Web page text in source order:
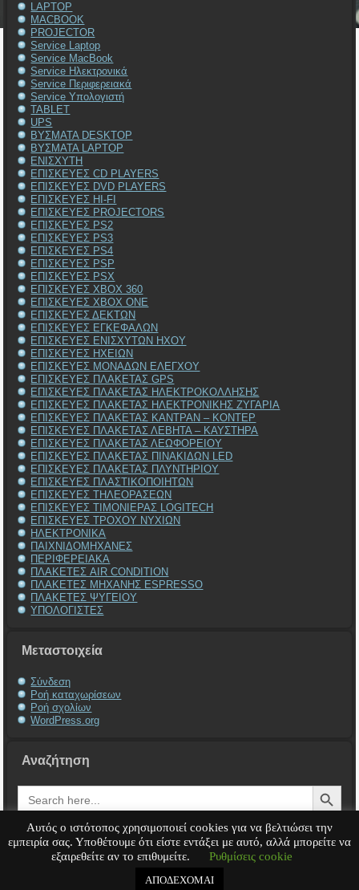
LAPTOP
MACBOOK
PROJECTOR
Service Laptop
Service MacBook
Service Ηλεκτρονικά
Service Περιφερειακά
Service Υπολογιστή
TABLET
UPS
ΒΥΣΜΑΤΑ DESKTOP
ΒΥΣΜΑΤΑ LAPTOP
ΕΝΙΣΧΥΤΗ
ΕΠΙΣΚΕΥΕΣ CD PLAYERS
ΕΠΙΣΚΕΥΕΣ DVD PLAYERS
ΕΠΙΣΚΕΥΕΣ HI-FI
ΕΠΙΣΚΕΥΕΣ PROJECTORS
ΕΠΙΣΚΕΥΕΣ PS2
ΕΠΙΣΚΕΥΕΣ PS3
ΕΠΙΣΚΕΥΕΣ PS4
ΕΠΙΣΚΕΥΕΣ PSP
ΕΠΙΣΚΕΥΕΣ PSX
ΕΠΙΣΚΕΥΕΣ XBOX 360
ΕΠΙΣΚΕΥΕΣ XBOX ONE
ΕΠΙΣΚΕΥΕΣ ΔΕΚΤΩΝ
ΕΠΙΣΚΕΥΕΣ ΕΓΚΕΦΑΛΩΝ
ΕΠΙΣΚΕΥΕΣ ΕΝΙΣΧΥΤΩΝ ΗΧΟΥ
ΕΠΙΣΚΕΥΕΣ ΗΧΕΙΩΝ
ΕΠΙΣΚΕΥΕΣ ΜΟΝΑΔΩΝ ΕΛΕΓΧΟΥ
ΕΠΙΣΚΕΥΕΣ ΠΛΑΚΕΤΑΣ GPS
ΕΠΙΣΚΕΥΕΣ ΠΛΑΚΕΤΑΣ ΗΛΕΚΤΡΟΚΟΛΛΗΣΗΣ
ΕΠΙΣΚΕΥΕΣ ΠΛΑΚΕΤΑΣ ΗΛΕΚΤΡΟΝΙΚΗΣ ΖΥΓΑΡΙΑ
ΕΠΙΣΚΕΥΕΣ ΠΛΑΚΕΤΑΣ ΚΑΝΤΡΑΝ – ΚΟΝΤΕΡ
ΕΠΙΣΚΕΥΕΣ ΠΛΑΚΕΤΑΣ ΛΕΒΗΤΑ – ΚΑΥΣΤΗΡΑ
ΕΠΙΣΚΕΥΕΣ ΠΛΑΚΕΤΑΣ ΛΕΩΦΟΡΕΙΟΥ
ΕΠΙΣΚΕΥΕΣ ΠΛΑΚΕΤΑΣ ΠΙΝΑΚΙΔΩΝ LED
ΕΠΙΣΚΕΥΕΣ ΠΛΑΚΕΤΑΣ ΠΛΥΝΤΗΡΙΟΥ
ΕΠΙΣΚΕΥΕΣ ΠΛΑΣΤΙΚΟΠΟΙΗΤΩΝ
ΕΠΙΣΚΕΥΕΣ ΤΗΛΕΟΡΑΣΕΩΝ
ΕΠΙΣΚΕΥΕΣ ΤΙΜΟΝΙΕΡΑΣ LOGITECH
ΕΠΙΣΚΕΥΕΣ ΤΡΟΧΟΥ ΝΥΧΙΩΝ
ΗΛΕΚΤΡΟΝΙΚΑ
ΠΑΙΧΝΙΔΟΜΗΧΑΝΕΣ
ΠΕΡΙΦΕΡΕΙΑΚΑ
ΠΛΑΚΕΤΕΣ AIR CONDITION
ΠΛΑΚΕΤΕΣ ΜΗΧΑΝΗΣ ESPRESSO
ΠΛΑΚΕΤΕΣ ΨΥΓΕΙΟΥ
ΥΠΟΛΟΓΙΣΤΕΣ
Μεταστοιχεία
Σύνδεση
Ροή καταχωρίσεων
Ροή σχολίων
WordPress.org
Αναζήτηση
Search
for:
Search Button
Service Υπολογιστή Service Laptop Service Macbook Service Περιφερειακά
Αυτός ο ιστότοπος χρησιμοποιεί cookies για να βελτιώσει την
εμπειρία σας. Υποθέτουμε ότι είστε εντάξει με αυτό, αλλά μπορείτε να
εξαιρεθείτε αν το επιθυμείτε.
Ρυθμίσεις cookie
ΑΠΟΔΕΧΟΜΑΙ